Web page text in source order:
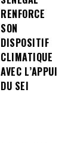
RENFORCE
SON
DISPOSITIF
CLIMATIQUE
AVEC L’APPUI
DU SEI